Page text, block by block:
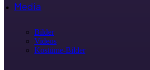
Media
Bilder
Videos
Kostüme-Bilder